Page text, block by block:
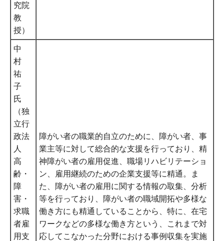
究院
教
授）
中
村
祐
子
氏
（独
立行
政法
人
高
齢・
障
害・
求職
者雇
用支
障がい者の職業的自立のために、障がい者、事
業主等に対して総合的な支援を行っており、精
神障がい者の雇用促進、職場リハビリテーショ
ン、雇用継続のための企業支援等に精通。ま
た、障がい者の雇用に関する情報の取集、分析
等を行っており、障がい者の職域開拓や多様な
働き方にも精通していることから、特に、在宅
ワークなどの多様な働き方という、これまで対
応してこなかった分野における事例収集を実施